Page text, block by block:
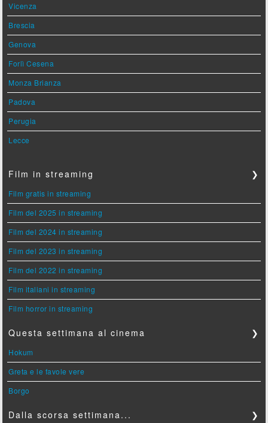
Vicenza
Brescia
Genova
Forlì Cesena
Monza Brianza
Padova
Perugia
Lecce
Film in streaming ❯
Film gratis in streaming
Film del 2025 in streaming
Film del 2024 in streaming
Film del 2023 in streaming
Film del 2022 in streaming
Film italiani in streaming
Film horror in streaming
Questa settimana al cinema ❯
Hokum
Greta e le favole vere
Borgo
Dalla scorsa settimana... ❯